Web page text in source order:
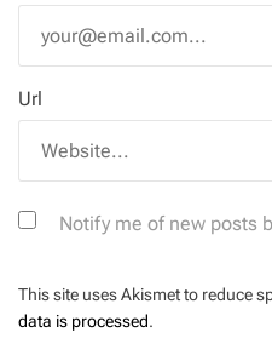
Url
Notify me of new posts
This site uses Akismet to reduce
data is processed.